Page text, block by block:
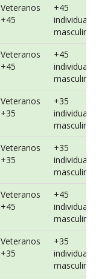
Veteranos
+45
+45
individual
masculino
Veteranos
+45
+45
individual
masculino
Veteranos
+35
+35
individual
masculino
Veteranos
+35
+35
individual
masculino
Veteranos
+45
+45
individual
masculino
Veteranos
+35
+35
individual
masculino